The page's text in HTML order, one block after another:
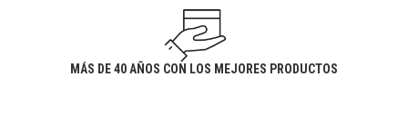
MÁS DE 40 AÑOS CON LOS MEJORES PRODUCTOS